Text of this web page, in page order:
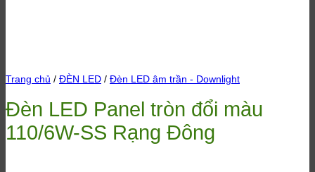
Trang chủ / ĐÈN LED / Đèn LED âm trần - Downlight
Đèn LED Panel tròn đổi màu
110/6W-SS Rạng Đông